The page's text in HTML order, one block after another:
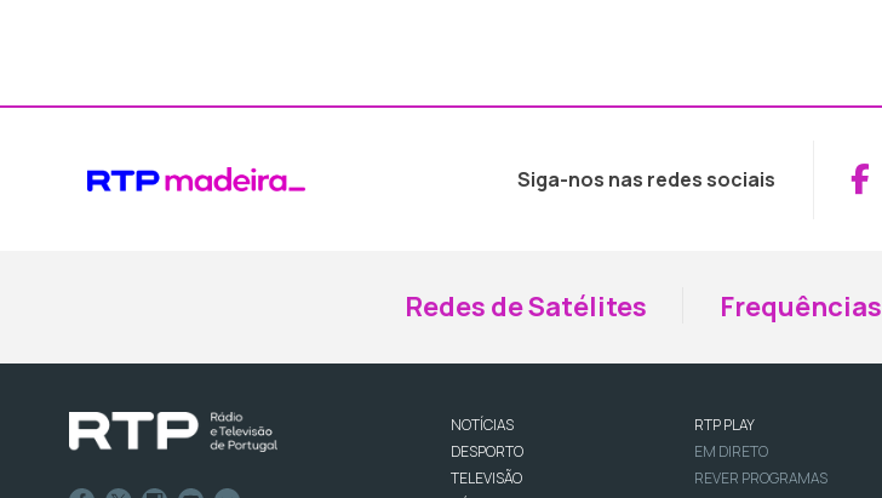
Siga-nos nas redes sociais
Redes de Satélites Frequências
NOTÍCIAS
DESPORTO
TELEVISÃO
RTP PLAY
EM DIRETO
REVER PROGRAMAS